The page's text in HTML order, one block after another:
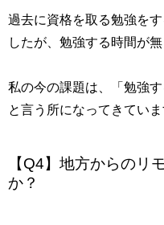
過去に資格を取る勉強を
したが、勉強する時間が
私の今の課題は、「勉強
と言う所になってきていま
【Q4】地方からのリ
か？